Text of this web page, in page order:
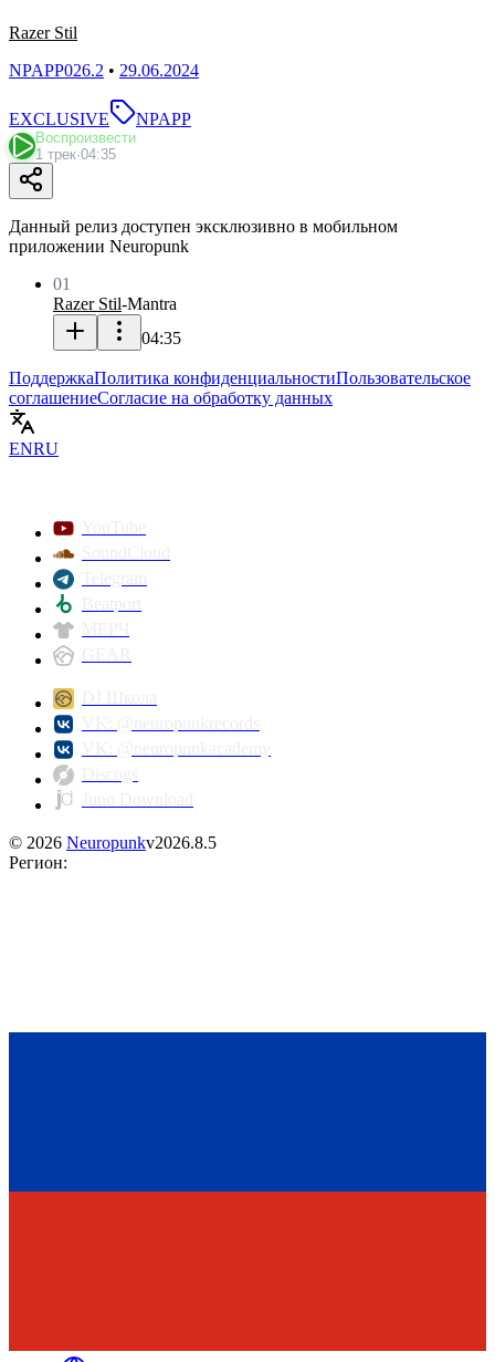
Razer Stil
NPAPP026.2 • 29.06.2024
EXCLUSIVE NPAPP
Воспроизвести
1 трек·04:35
Данный релиз доступен эксклюзивно в мобильном
приложении Neuropunk
01
Razer Stil-Mantra
04:35
ПоддержкаПолитика конфиденциальностиПользовательское
соглашениеСогласие на обработку данных
ENRU
© 2026 Neuropunkv2026.8.5
Регион: